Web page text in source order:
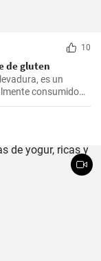
10
de gluten
es un
consumido
hacer tu propio